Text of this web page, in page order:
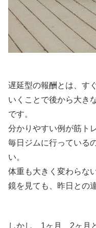
遅延型の報酬とは、す
いくことで後から大き
です。
分かりやすい例が筋ト
毎日ジムに行っている
い。
体重も大きく変わらない
鏡を見ても、昨日との
しかし、1ヶ月、2ヶ月